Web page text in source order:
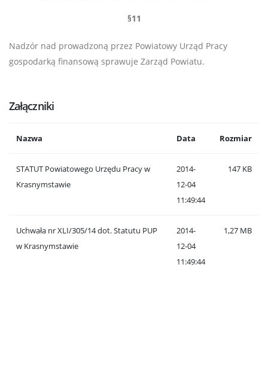
§11
Nadzór nad prowadzoną przez Powiatowy Urząd Pracy
gospodarką finansową sprawuje Zarząd Powiatu.
Załączniki
Nazwa Data Rozmiar
STATUT Powiatowego Urzędu Pracy w
Krasnymstawie
2014-
12-04
11:49:44
147 KB
Uchwała nr XLI/305/14 dot. Statutu PUP
w Krasnymstawie
2014-
12-04
11:49:44
1,27 MB